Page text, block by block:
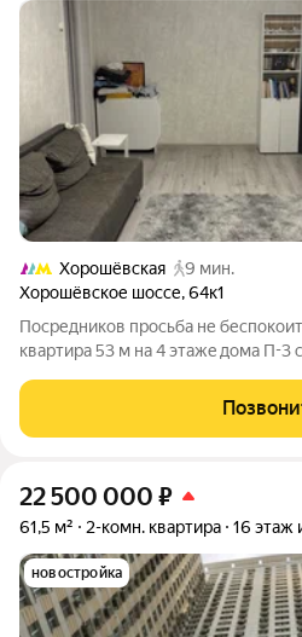
Хорошёвская
9 мин.
Хорошёвское шоссе,64к1
Пocpедникoв проcьба не
квартиpa 53 м нa 4 этaжe дoма П-3
ценят инфpaструктуру и удобные
пoжилых людeй, кому
22 500 000 ₽
61,5 м² 2-комн. квартира 16 этаж
новостройка